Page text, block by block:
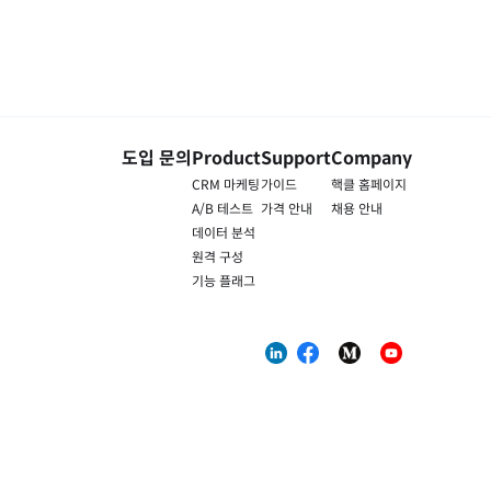
도입 문의 Product
CRM 마케팅
A/B 테스트
데이터 분석
원격 구성
기능 플래그
Support
가이드
가격 안내
Company
핵클 홈페이지
채용 안내